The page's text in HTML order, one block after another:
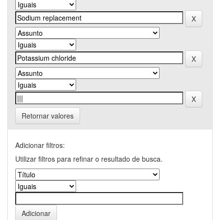
Retornar valores
Adicionar filtros:
Utilizar filtros para refinar o resultado de busca.